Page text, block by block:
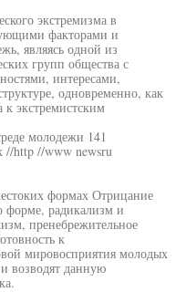
экстремизма в
факторами и
являясь одной из
групп общества с
интересами,
одновременно, как
к экстремистским
молодежи 141
//http //www newsru
формах Отрицание
форме, радикализм и
пренебрежительное
к
мировосприятия молодых
возводят данную